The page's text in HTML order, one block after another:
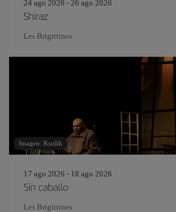
24 ago 2026 - 26 ago 2026
Shiraz
Les Brigittines
Imagen: Kozlik
17 ago 2026 - 18 ago 2026
Sin caballo
Les Brigittines